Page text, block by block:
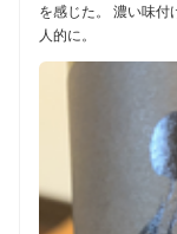
を感じた。 濃い味
人的に。